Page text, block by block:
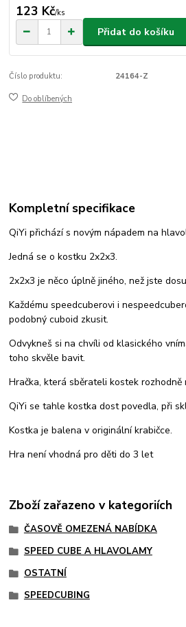
123 Kč/ks
Přidat do košíku
Číslo produktu: 24164-Z
Do oblíbených
Kompletní specifikace
QiYi přichází s novým nápadem na
Jedná se o kostku 2x2x3.
2x2x3 je něco úplně jiného, než jste
Každému speedcuberovi i
podobný cuboid zkusit.
Odvykneš si na chvíli od klasického
toho skvěle bavit.
Hračka, která sběrateli kostek rozhodně
QiYi se tahle kostka dost povedla, při
Kostka je balena v originální krabičce.
Hra není vhodná pro děti do 3 let
Zboží zařazeno v kategoriích
ČASOVĚ OMEZENÁ NABÍDKA
SPEED CUBE A HLAVOLAMY
OSTATNÍ
SPEEDCUBING